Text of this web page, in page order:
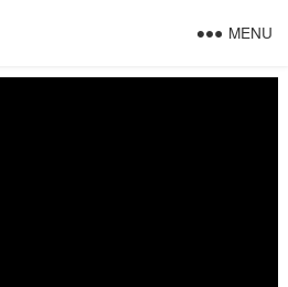
MENU